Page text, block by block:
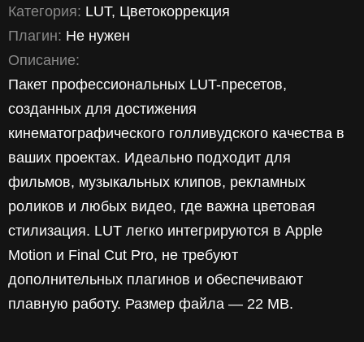
Категория: LUT, Цветокоррекция
Плагин: Не нужен
Описание:
Пакет профессиональных LUT-пресетов,
созданных для достижения
кинематографического голливудского качества в
ваших проектах. Идеально подходит для
фильмов, музыкальных клипов, рекламных
роликов и любых видео, где важна цветовая
стилизация. LUT легко интегрируются в Apple
Motion и Final Cut Pro, не требуют
дополнительных плагинов и обеспечивают
плавную работу. Размер файла — 22 MB.